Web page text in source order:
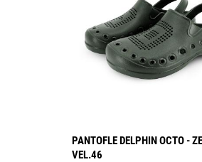
PANTOFLE DELPHIN OCTO -
VEL.46